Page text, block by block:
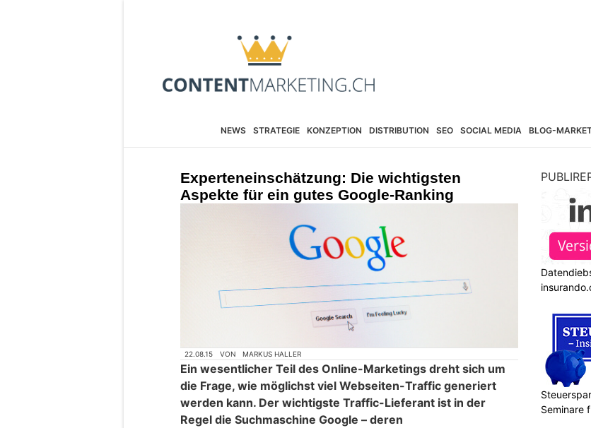
NEWS STRATEGIE KONZEPTION DISTRIBUTION SEO SOCIAL MEDIA BLOG-
Experteneinschätzung: Die wichtigsten
Aspekte für ein gutes Google-Ranking
22.08.15 VON MARKUS HALLER
Ein wesentlicher Teil des Online-Marketings dreht sich um
die Frage, wie möglichst viel Webseiten-Traffic generiert
werden kann. Der wichtigste Traffic-Lieferant ist in der
Regel die Suchmaschine Google – deren
Seminare